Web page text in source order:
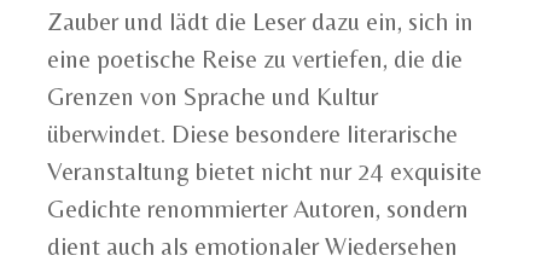
Zauber und lädt die Leser dazu ein, sich in
eine poetische Reise zu vertiefen, die die
Grenzen von Sprache und Kultur
überwindet. Diese besondere literarische
Veranstaltung bietet nicht nur 24 exquisite
Gedichte renommierter Autoren, sondern
dient auch als emotionaler Wiedersehen